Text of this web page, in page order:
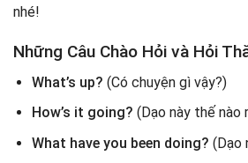
nhé!
Những Câu Chào Hỏi và Hỏi
What’s up? (Có chuyện gì vậy?)
How’s it going? (Dạo này thế nào
What have you been doing? (Dạo